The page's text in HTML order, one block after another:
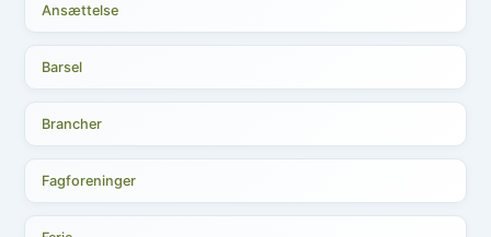
Ansættelse
Barsel
Brancher
Fagforeninger